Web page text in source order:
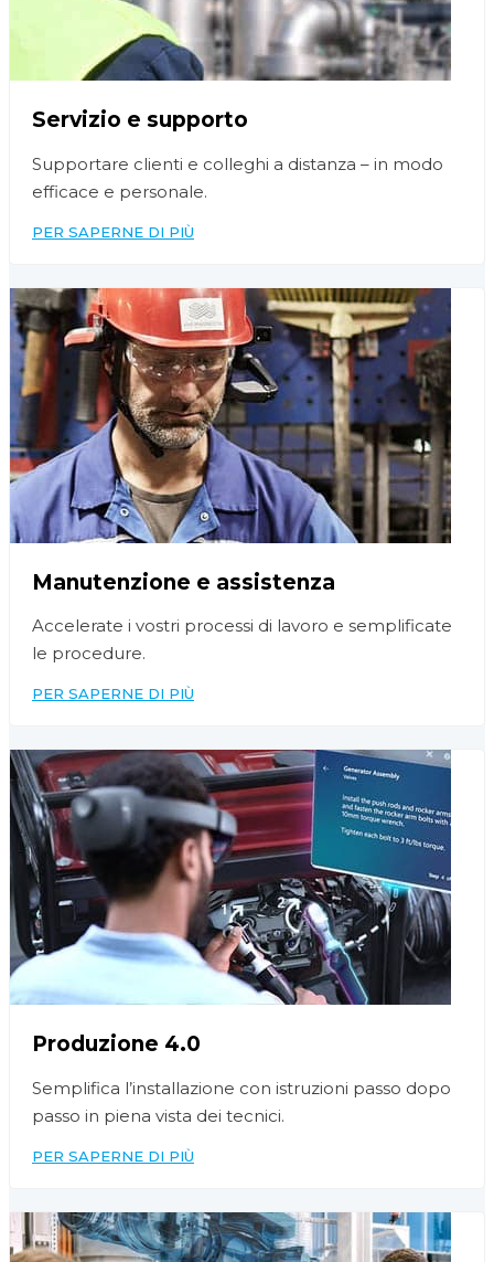
Servizio e supporto
Supportare clienti e colleghi a distanza – in modo
efficace e personale.
PER SAPERNE DI PIÙ
Manutenzione e assistenza
Accelerate i vostri processi di lavoro e semplificate
le procedure.
PER SAPERNE DI PIÙ
Produzione 4.0
Semplifica l’installazione con istruzioni passo dopo
passo in piena vista dei tecnici.
PER SAPERNE DI PIÙ